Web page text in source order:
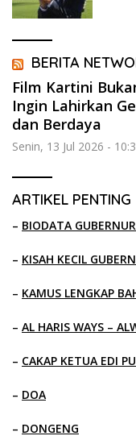
BERITA
Film Kartini
Ingin Lahirkan
dan Berdaya
Senin, 13 Jul 2026 -
ARTIKEL PENTING
– BIODATA
– KISAH KECIL
– KAMUS LENGKAP
– AL HARIS WAYS –
– CAKAP KETUA EDI
– DOA
– DONGENG